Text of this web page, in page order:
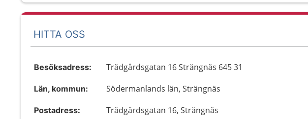
HITTA OSS
Besöksadress: Trädgårdsgatan 16 Strängnäs 645 31
Län, kommun: Södermanlands län, Strängnäs
Postadress: Trädgårdsgatan 16, Strängnäs